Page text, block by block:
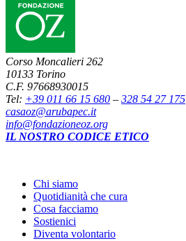
Corso Moncalieri 262
10133 Torino
C.F. 97668930015
Tel: +39 011 66 15 680 – 328 54 27 175
casaoz@arubapec.it
info@fondazioneoz.org
IL NOSTRO CODICE ETICO
Chi siamo
Quotidianità che cura
Cosa facciamo
Sostienici
Diventa volontario